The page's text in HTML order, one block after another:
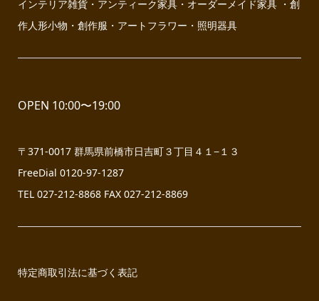
インテリア雑貨・アンティーク家具・オーダーメイド家具 ・創
作人形小物・創作服・アートフラワー・照明器具
OPEN 10:00〜19:00
〒371-0017 群馬県前橋市日吉町３丁目４１−１３
FreeDial 0120-97-1287
TEL 027-212-8868 FAX 027-212-8869
特定商取引法に基づく表記